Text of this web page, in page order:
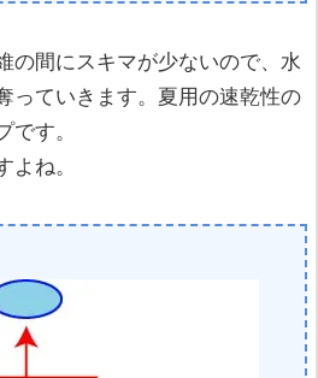
の間にスキマが少ないので、水
っていきます。夏用の速乾性の
す。
ね。